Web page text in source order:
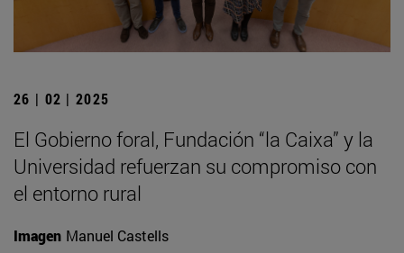
26 | 02 | 2025
El Gobierno foral, Fundación “la Caixa” y la
Universidad refuerzan su compromiso con
el entorno rural
Imagen Manuel Castells